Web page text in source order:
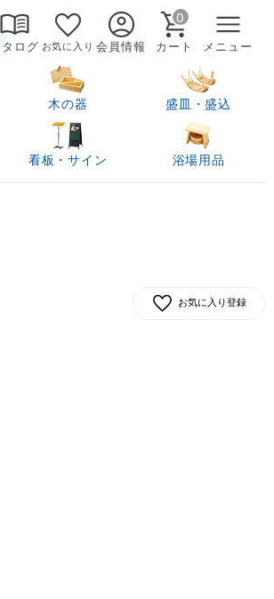
ログ お気に入り 会員情報
0
カート メニュー
木の器 盛皿・盛込
看板・サイン 浴場用品
お気に入り登録